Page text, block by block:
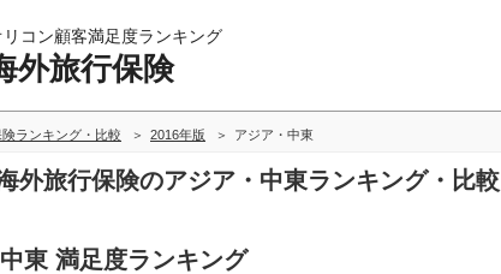
リコン顧客満足度ランキング
外旅行保険
ランキング・比較 2016年版 アジア・中東
外旅行保険のアジア・中東ランキング・比較
東 満足度ランキング